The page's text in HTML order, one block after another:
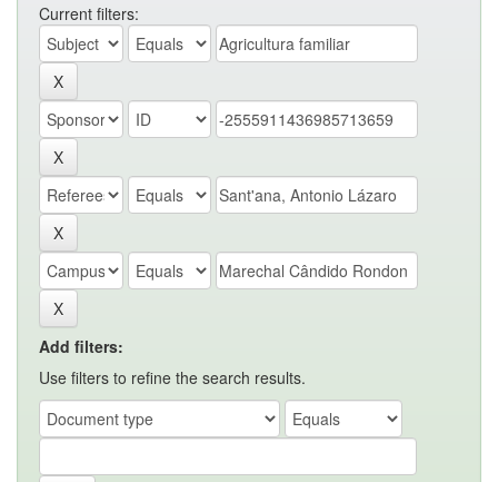
Current filters:
Add filters:
Use filters to refine the search results.